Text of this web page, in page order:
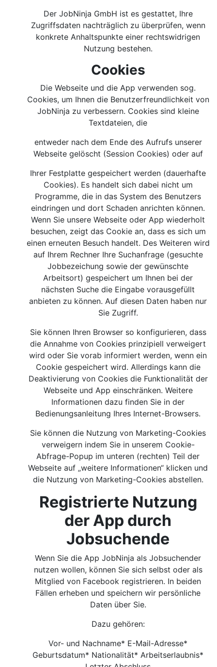
Der JobNinja GmbH ist es gestattet, Ihre
Zugriffsdaten nachträglich zu überprüfen, wenn
konkrete Anhaltspunkte einer rechtswidrigen
Nutzung bestehen.
Cookies
Die Webseite und die App verwenden sog.
Cookies, um Ihnen die Benutzerfreundlichkeit von
JobNinja zu verbessern. Cookies sind kleine
Textdateien, die
entweder nach dem Ende des Aufrufs unserer
Webseite gelöscht (Session Cookies) oder auf
Ihrer Festplatte gespeichert werden (dauerhafte
Cookies). Es handelt sich dabei nicht um
Programme, die in das System des Benutzers
eindringen und dort Schaden anrichten können.
Wenn Sie unsere Webseite oder App wiederholt
besuchen, zeigt das Cookie an, dass es sich um
einen erneuten Besuch handelt. Des Weiteren wird
auf Ihrem Rechner Ihre Suchanfrage (gesuchte
Jobbezeichung sowie der gewünschte
Arbeitsort) gespeichert um Ihnen bei der
nächsten Suche die Eingabe vorausgefüllt
anbieten zu können. Auf diesen Daten haben nur
Sie Zugriff.
Sie können Ihren Browser so konfigurieren, dass
die Annahme von Cookies prinzipiell verweigert
wird oder Sie vorab informiert werden, wenn ein
Cookie gespeichert wird. Allerdings kann die
Deaktivierung von Cookies die Funktionalität der
Webseite und App einschränken. Weitere
Informationen dazu finden Sie in der
Bedienungsanleitung Ihres Internet-Browsers.
Sie können die Nutzung von Marketing-Cookies
verweigern indem Sie in unserem Cookie-
Abfrage-Popup im unteren (rechten) Teil der
Webseite auf „weitere Informationen“ klicken und
die Nutzung von Marketing-Cookies abstellen.
Registrierte Nutzung
der App durch
Jobsuchende
Wenn Sie die App JobNinja als Jobsuchender
nutzen wollen, können Sie sich selbst oder als
Mitglied von Facebook registrieren. In beiden
Fällen erheben und speichern wir persönliche
Daten über Sie.
Dazu gehören:
Vor- und Nachname* E-Mail-Adresse*
Geburtsdatum* Nationalität* Arbeitserlaubnis*